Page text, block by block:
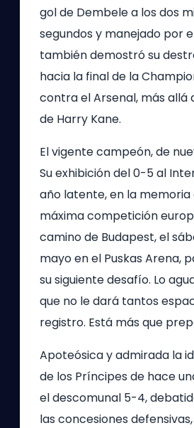
gol de Dembele a los dos
segundos y manejado por
también demostró su
hacia la final de la
contra el Arsenal, más allá
de Harry Kane.
El vigente campeón, de
Su exhibición del 0-5 al
año latente, en la
máxima competición
camino de Budapest, el
mayo en el Puskas Arena,
su siguiente desafío. Lo
que no le dará tantos
registro. Está más que
Apoteósica y admirada la
de los Príncipes de hace
el descomunal 5-4,
las concesiones